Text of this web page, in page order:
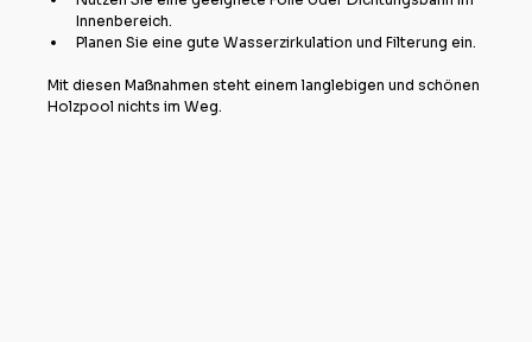
Innenbereich.
Planen Sie eine gute Wasserzirkulation und Filterung ein.
Mit diesen Maßnahmen steht einem langlebigen und schönen
Holzpool nichts im Weg.